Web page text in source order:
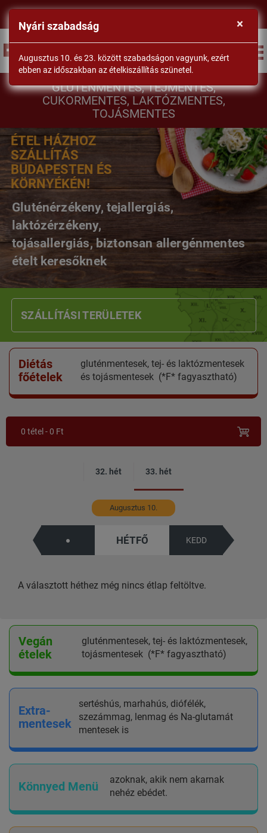
DrSéf
GLUTÉNMENTES, TEJMENTES,
CUKORMENTES, LAKTÓZMENTES,
TOJÁSMENTES
ÉTEL HÁZHOZ
SZÁLLÍTÁS
BUDAPESTEN ÉS
KÖRNYÉKÉN!
Gluténérzékeny, tejallergiás,
laktózérzékeny,
tojásallergiás, biztonsan allergénmentes
ételt keresőknek
SZÁLLÍTÁSI TERÜLETEK
Diétás
főételek
gluténmentesek, tej- és laktózmentesek
és tojásmentesek (*F* fagyasztható)
0 tétel -0 Ft
32. hét 33. hét
Augusztus 10.
● HÉTFŐ KEDD
A választott héthez még nincs étlap feltöltve.
Vegán
ételek
gluténmentesek, tej- és laktózmentesek,
tojásmentesek (*F* fagyasztható)
Extra-
mentesek
sertéshús, marhahús, diófélék,
szezámmag, lenmag és Na-glutamát
mentesek is
Könnyed Menü
azoknak, akik nem akarnak
nehéz ebédet.
×
Nyári szabadság
Augusztus 10. és 23. között szabadságon vagyunk, ezért
ebben az időszakban az ételkiszállítás szünetel.